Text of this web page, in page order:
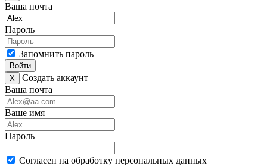
Ваша почта
Пароль
Запомнить пароль
Войти
X
Создать аккаунт
Ваша почта
Ваше имя
Пароль
Согласен на обработку персональных данных